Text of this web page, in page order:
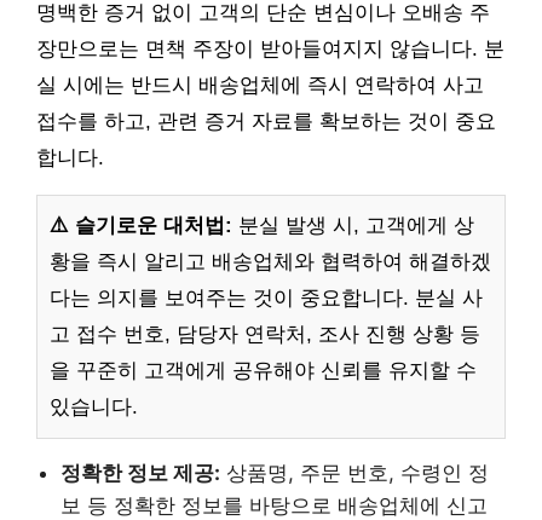
명백한 증거 없이 고객의 단순 변심이나 오배송 주
장만으로는 면책 주장이 받아들여지지 않습니다. 분
실 시에는 반드시 배송업체에 즉시 연락하여 사고
접수를 하고, 관련 증거 자료를 확보하는 것이 중요
합니다.
⚠️ 슬기로운 대처법: 분실 발생 시, 고객에게 상
황을 즉시 알리고 배송업체와 협력하여 해결하겠
다는 의지를 보여주는 것이 중요합니다. 분실 사
고 접수 번호, 담당자 연락처, 조사 진행 상황 등
을 꾸준히 고객에게 공유해야 신뢰를 유지할 수
있습니다.
정확한 정보 제공: 상품명, 주문 번호, 수령인 정
보 등 정확한 정보를 바탕으로 배송업체에 신고